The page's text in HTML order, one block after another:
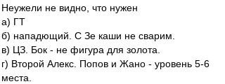
Неужели не видно, что нужен
а) ГТ
б) нападющий. С Зе каши не сварим.
в) ЦЗ. Бок - не фигура для золота.
г) Второй Алекс. Попов и Жано - уровень 5-6
места.